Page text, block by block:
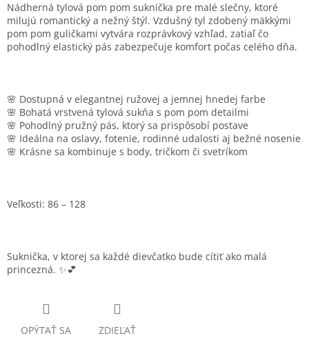
Nádherná tylová pom pom suknička pre malé slečny, ktoré
milujú romantický a nežný štýl. Vzdušný tyl zdobený mäkkými
pom pom guličkami vytvára rozprávkový vzhľad, zatiaľ čo
pohodlný elastický pás zabezpečuje komfort počas celého dňa.
🌸 Dostupná v elegantnej ružovej a jemnej hnedej farbe
🌸 Bohatá vrstvená tylová sukňa s pom pom detailmi
🌸 Pohodlný pružný pás, ktorý sa prispôsobí postave
🌸 Ideálna na oslavy, fotenie, rodinné udalosti aj bežné nosenie
🌸 Krásne sa kombinuje s body, tričkom či svetríkom
Veľkosti: 86 – 128
Suknička, v ktorej sa každé dievčatko bude cítiť ako malá
princezná. ✨💕
OPÝTAŤ SA ZDIEĽAŤ